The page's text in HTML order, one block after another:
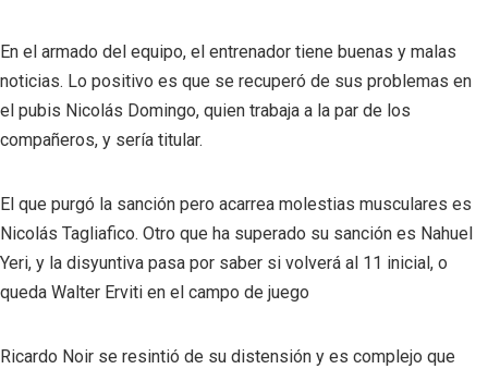
En el armado del equipo, el entrenador tiene buenas y malas
noticias. Lo positivo es que se recuperó de sus problemas en
el pubis Nicolás Domingo, quien trabaja a la par de los
compañeros, y sería titular.
El que purgó la sanción pero acarrea molestias musculares es
Nicolás Tagliafico. Otro que ha superado su sanción es Nahuel
Yeri, y la disyuntiva pasa por saber si volverá al 11 inicial, o
queda Walter Erviti en el campo de juego
Ricardo Noir se resintió de su distensión y es complejo que